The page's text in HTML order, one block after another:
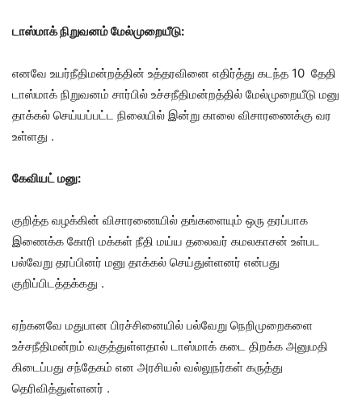
டாஸ்மாக்நிறுவனம் மேல்முறையீடு:
எனவே உயர்நீதிமன்றத்தின் உத்தரவினை எதிர்த்து கடந்த 10 தேதி
டாஸ்மாக் நிறுவனம் சார்பில் உச்சநீதிமன்றத்தில் மேல்முறையீடு மனு
தாக்கல் செய்யப்பட்ட நிலையில் இன்று காலை விசாரணைக்கு வர
உள்ளது .
கேவியட் மனு:
குறித்த வழக்கின் விசாரணையில் தங்களையும் ஒரு தரப்பாக
இணைக்க கோரி மக்கள் நீதி மய்ய தலைவர் கமலகாசன் உள்பட
பல்வேறு தரப்பினர் மனு தாக்கல் செய்துள்ளனர் என்பது
குறிப்பிடத்தக்கது .
ஏற்கனவே மதுபான பிரச்சினையில் பல்வேறு நெறிமுறைகளை
உச்சநீதிமன்றம் வகுத்துள்ளதால் டாஸ்மாக் கடை திறக்க அனுமதி
கிடைப்பது சந்தேகம் என அரசியல் வல்லுநர்கள் கருத்து
தெரிவித்துள்ளனர் .